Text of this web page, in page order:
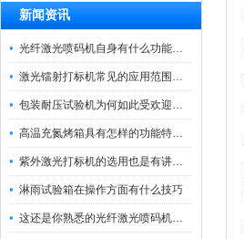
新闻资讯
光纤激光喷码机自身有什么功能？不妨看看下文
激光镭射打标机常见的应用范围如下
包装耐压试验机为何如此受欢迎呢？
高温充氮烤箱具有怎样的功能特点呢？
紫外激光打标机的选用也是有讲究的
淋雨试验箱在操作方面有什么技巧
这还是你熟悉的光纤激光喷码机吗？